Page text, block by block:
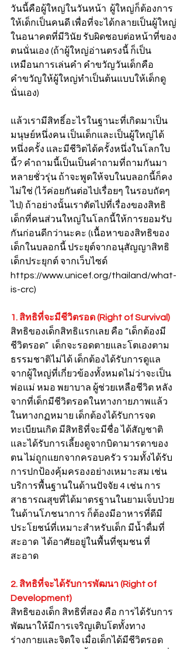
วันนี้คือผู้ใหญ่ในวันหน้า  ผู้ใหญ่ก็ต้องการ
ให้เด็กเป็นคนดี เพื่อที่จะได้กลายเป็นผู้ใหญ่
ในอนาคตที่มีวินัย รับผิดชอบต่อหน้าที่ของ
ตนนั่นเอง (ถ้าผู้ใหญ่อ่านตรงนี้ ก็เป็น
เหมือนการเล่นคำ คำขวัญวันเด็กคือ
คำขวัญให้ผู้ใหญ่ทำเป็นต้นแบบให้เด็กดู
นั่นเอง)
แล้วเรามีสิทธิ์อะไรในฐานะที่เกิดมาเป็น
มนุษย์หนึ่งคน เป็นเด็กและเป็นผู้ใหญ่ได้
หนึ่งครั้ง และมีชีวิตได้ครั้งหนึ่งในโลกใบ
นี้? คำถามนี้เป็นเป็นคำถามที่ถามกันมา
หลายชั่วรุ่น ถ้าจะพูดให้จบในบลอกนี้ก็คง
ไม่ใช่ (ไว้ค่อยกันต่อไปเรื่อยๆ ในรอบถัดๆ
ไป) ถ้าอย่างนั้นเราตัดไปที่เรื่องของสิทธิ
เด็กที่คนส่วนใหญ่ในโลกนี้ให้การยอมรับ
กันก่อนดีกว่านะคะ (เนื้อหาของสิทธิของ
เด็กในบลอกนี้ ประยุต์จากอนุสัญญาสิทธิ
เด็กประยุกต์ จากเว็บไซด์
https://www.unicef.org/thailand/what-
is-crc)
1. สิทธิที่จะมีชีวิตรอด (Right of Survival)
สิทธิของเด็กสิทธิแรกเลย คือ “เด็กต้องมี
ชีวิตรอด”  เด็กจะรอดตายและโตเองตาม
ธรรมชาติไม่ได้ เด็กต้องได้รับการดูแล
จากผู้ใหญ่ที่เกี่ยวข้องทั้งหมดไม่ว่าจะเป็น
พ่อแม่ หมอ พยาบาล ผู้ช่วยเหลือชีวิต หลัง
จากที่เด็กมีชีวิตรอดในทางกายภาพแล้ว
ในทางกฏหมาย เด็กต้องได้รับการจด
ทะเบียนเกิด มีสิทธิที่จะมีชื่อ ได้สัญชาติ
และได้รับการเลี้ยงดูจากบิดามารดาของ
ตน ไม่ถูกแยกจากครอบครัว รวมทั้งได้รับ
การปกป้องคุ้มครองอย่างเหมาะสม เช่น
บริการพื้นฐานในด้านปัจจัย 4 เช่น การ
สาธารณสุขที่ได้มาตรฐานในยามเจ็บป่วย
ในด้านโภชนาการ ก็ต้องมีอาหารที่ดีมี
ประโยชน์ที่เหมาะสำหรับเด็ก มีน้ำดื่มที่
สะอาด  ได้อาศัยอยู่ในพื้นที่ชุมชน ที่
สะอาด
2. สิทธิที่จะได้รับการพัฒนา (Right of
Development)
สิทธิของเด็ก สิทธิที่สอง คือ การได้รับการ
พัฒนาให้มีการเจริญเติบโตทั้งทาง
ร่างกายและจิตใจ เมื่อเด็กได้มีชีวิตรอด